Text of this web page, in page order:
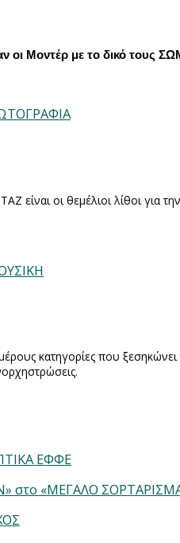
οι Μοντέρ με το δικό τους
οι θεμέλιοι λίθοι για
κατηγορίες που
ΕΦΦΕ
στο «ΜΕΓΑΛΟ